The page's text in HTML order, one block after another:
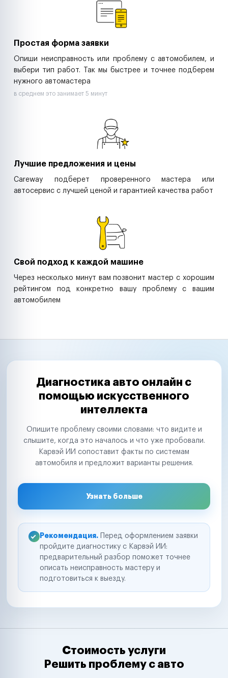
Простая форма заявки
Опиши неисправность или проблему с автомобилем, и
выбери тип работ. Так мы быстрее и точнее подберем
нужного автомастера
в среднем это занимает 5 минут
Лучшие предложения и цены
Careway подберет проверенного мастера или
автосервис с лучшей ценой и гарантией качества работ
Свой подход к каждой машине
Через несколько минут вам позвонит мастер с хорошим
рейтингом под конкретно вашу проблему с вашим
автомобилем
Диагностика авто онлайн с
помощью искусственного
интеллекта
Опишите проблему своими словами: что видите и
слышите, когда это началось и что уже пробовали.
Карвэй ИИ сопоставит факты по системам
автомобиля и предложит варианты решения.
Узнать больше
Рекомендация. Перед оформлением заявки
пройдите диагностику с Карвэй ИИ:
предварительный разбор поможет точнее
описать неисправность мастеру и
подготовиться к выезду.
Стоимость услуги
Решить проблему с авто